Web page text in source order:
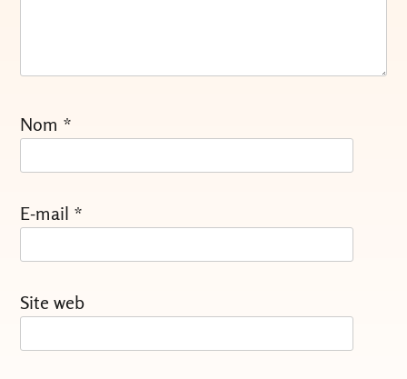
Nom *
E-mail *
Site web